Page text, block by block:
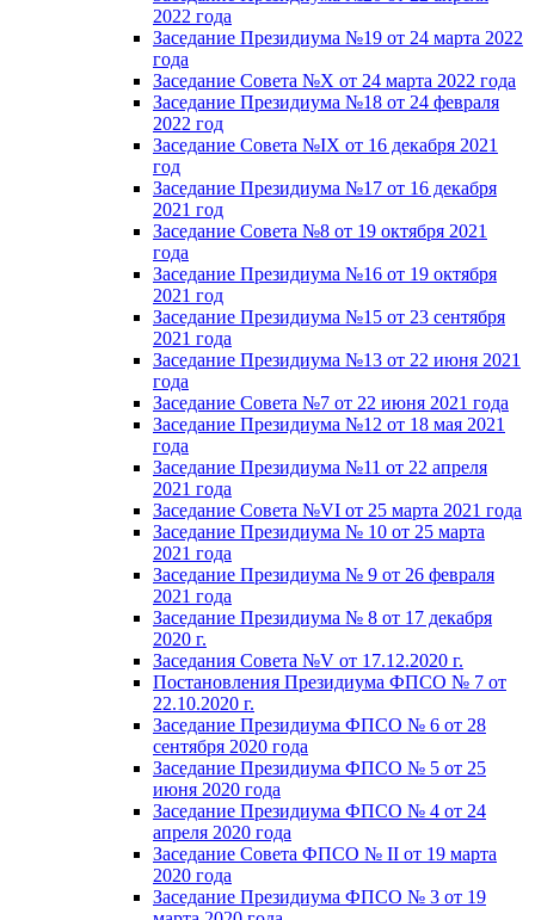
2022 года
Заседание Президиума №19 от 24 марта 2022
года
Заседание Совета №X от 24 марта 2022 года
Заседание Президиума №18 от 24 февраля
2022 год
Заседание Совета №IX от 16 декабря 2021
год
Заседание Президиума №17 от 16 декабря
2021 год
Заседание Совета №8 от 19 октября 2021
года
Заседание Президиума №16 от 19 октября
2021 год
Заседание Президиума №15 от 23 сентября
2021 года
Заседание Президиума №13 от 22 июня 2021
года
Заседание Совета №7 от 22 июня 2021 года
Заседание Президиума №12 от 18 мая 2021
года
Заседание Президиума №11 от 22 апреля
2021 года
Заседание Совета №VI от 25 марта 2021 года
Заседание Президиума № 10 от 25 марта
2021 года
Заседание Президиума № 9 от 26 февраля
2021 года
Заседание Президиума № 8 от 17 декабря
2020 г.
Заседания Совета №V от 17.12.2020 г.
Постановления Президиума ФПСО № 7 от
22.10.2020 г.
Заседание Президиума ФПСО № 6 от 28
сентября 2020 года
Заседание Президиума ФПСО № 5 от 25
июня 2020 года
Заседание Президиума ФПСО № 4 от 24
апреля 2020 года
Заседание Совета ФПСО № II от 19 марта
2020 года
Заседание Президиума ФПСО № 3 от 19